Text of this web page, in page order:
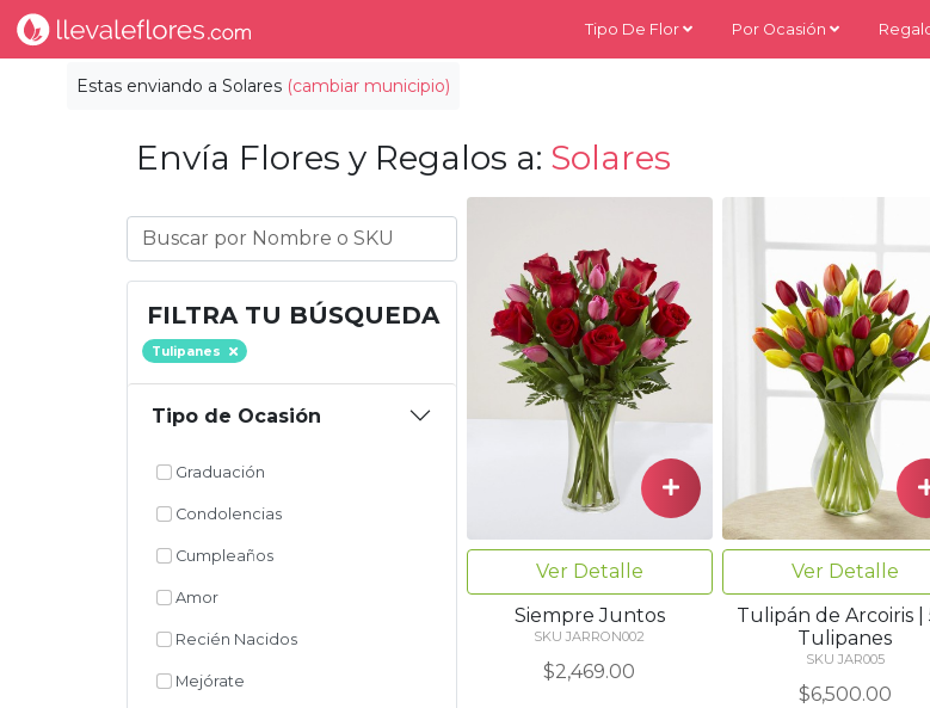
Estas enviando a Solares (cambiar municipio)
Tipo De Flor Por Ocasión
Envía Flores y Regalos a: Solares
FILTRA TU BÚSQUEDA
Tulipanes
Tipo de Ocasión
Graduación
Condolencias
Cumpleaños
Amor
Recién Nacidos
Mejórate
Ver Detalle
Siempre Juntos
SKU JARRON002
$2,469.00
Ver Detalle
Tulipán de Arcoiris |
Tulipanes
SKU JAR005
$6,500.00